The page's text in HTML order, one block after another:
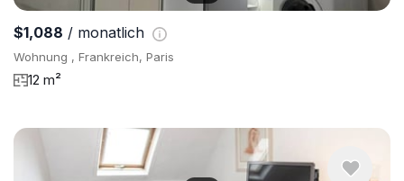
$1,088 / monatlich
Wohnung , Frankreich, Paris
12 m²